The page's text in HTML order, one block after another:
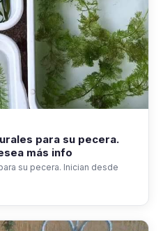
para su pecera.
más info
su pecera. Inician desde